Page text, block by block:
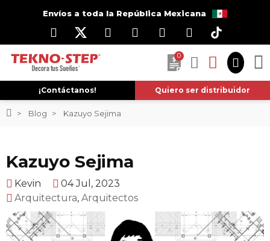
Envíos a toda la República Mexicana
0
¡Contáctanos! Quiero ser distribuidor
Blog Kazuyo Sejima
Kazuyo Sejima
Kevin
04 Jul, 2023
Arquitectura, Arquitectos